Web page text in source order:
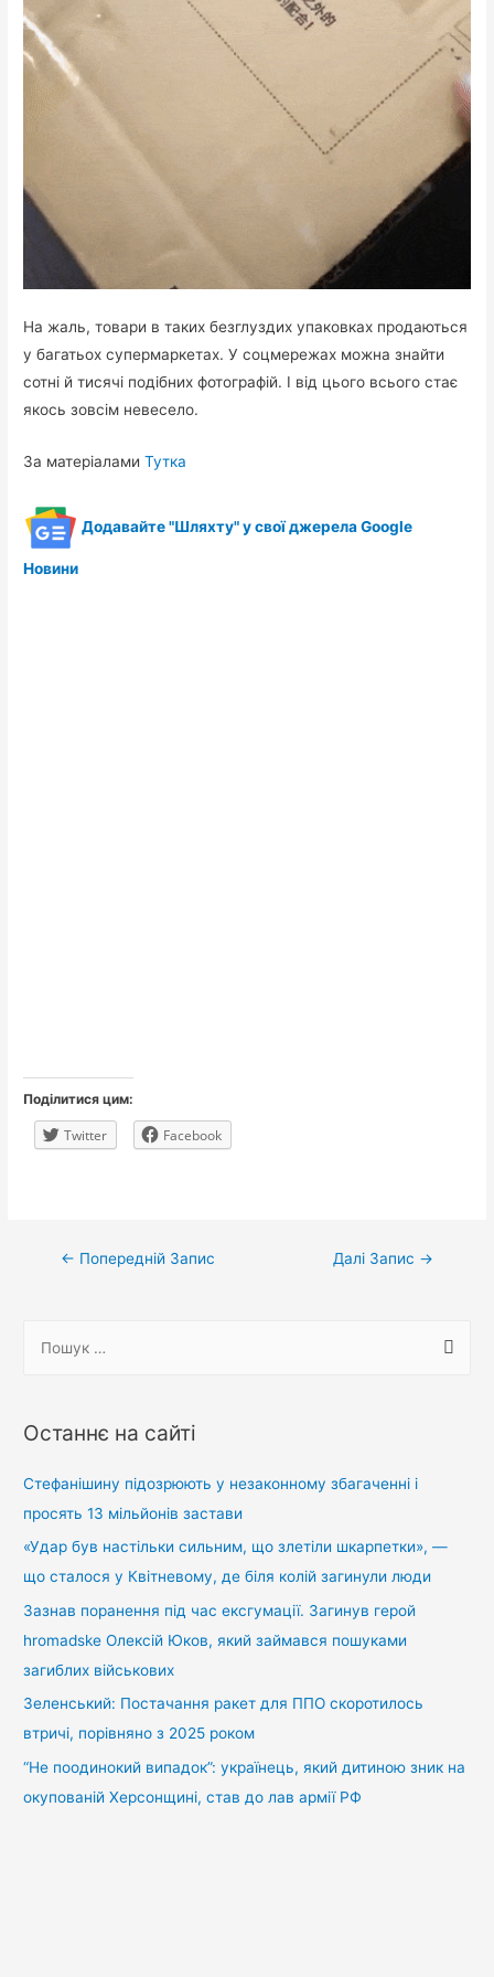
На жаль, товари в таких безглуздих упаковках продаються
у багатьох супермаркетах. У соцмережах можна знайти
сотні й тисячі подібних фотографій. І від цього всього стає
якось зовсім невесело.
За матеріаламиТутка
Додавайте "Шляхту" у свої джерела Google
Новини
Поділитися цим:
Twitter Facebook
Навігація
← Попередній Запис Далі Запис →
у
:
Останнє на сайті
Стефанішину підозрюють у незаконному збагаченні і
просять 13 мільйонів застави
«Удар був настільки сильним, що злетіли шкарпетки», —
що сталося у Квітневому, де біля колій загинули люди
Зазнав поранення під час ексгумації. Загинув герой
hromadske Олексій Юков, який займався пошуками
загиблих військових
Зеленський: Постачання ракет для ППО скоротилось
втричі, порівняно з 2025 роком
“Не поодинокий випадок”: українець, який дитиною зник на
окупованій Херсонщині, став до лав армії РФ